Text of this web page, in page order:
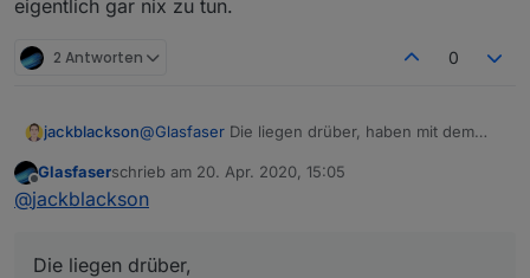
eigentlich gar nix zu tun.
2 Antworten 0
jackblackson@Glasfaser Die liegen drüber, haben mit dem
Offline
Glasfaserschrieb am 20. Apr. 2020, 15:05
zuletzt editiert von
@jackblackson
Die liegen drüber,